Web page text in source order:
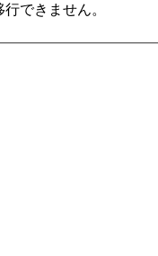
できません。